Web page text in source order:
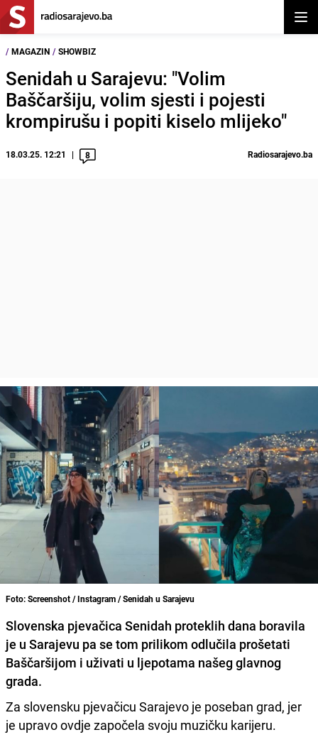
/ MAGAZIN / SHOWBIZ
Senidah u Sarajevu: "Volim
Baščaršiju, volim sjesti i pojesti
krompirušu i popiti kiselo mlijeko"
18.03.25. 12:21 8 Radiosarajevo.ba
Foto: Screenshot / Instagram / Senidah u Sarajevu
Slovenska pjevačica Senidah proteklih dana boravila
je u Sarajevu pa se tom prilikom odlučila prošetati
Baščaršijom i uživati u ljepotama našeg glavnog
grada.
Za slovensku pjevačicu Sarajevo je poseban grad, jer
je upravo ovdje započela svoju muzičku karijeru.